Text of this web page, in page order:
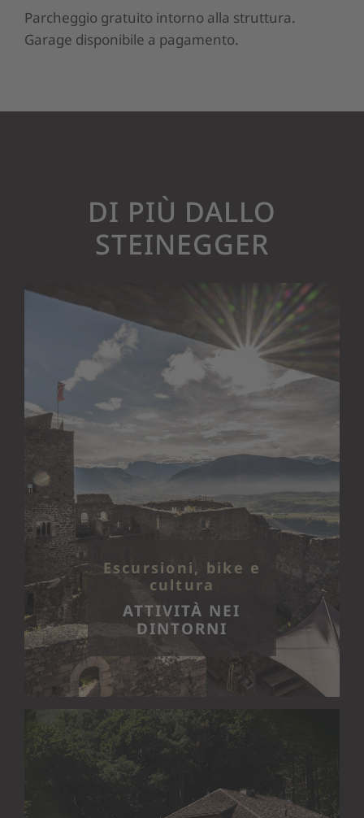
Parcheggio gratuito intorno alla struttura.
Garage disponibile a pagamento.
DI PIÙ DALLO
STEINEGGER
Escursioni, bike e
cultura
ATTIVITÀ NEI
DINTORNI